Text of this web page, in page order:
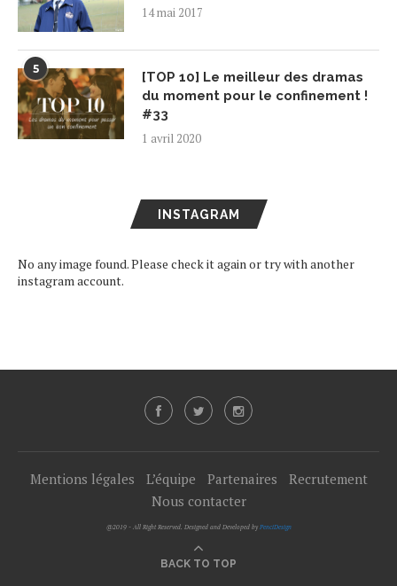
14 mai 2017
5
[TOP 10] Le meilleur des dramas
du moment pour le confinement !
#33
1 avril 2020
INSTAGRAM
No any image found. Please check it again or try with another
instagram account.
Mentions légales L’équipe Partenaires
Recrutement
Nous contacter
@2019 - All Right Reserved. Designed and Developed by PenciDesign
BACK TO TOP